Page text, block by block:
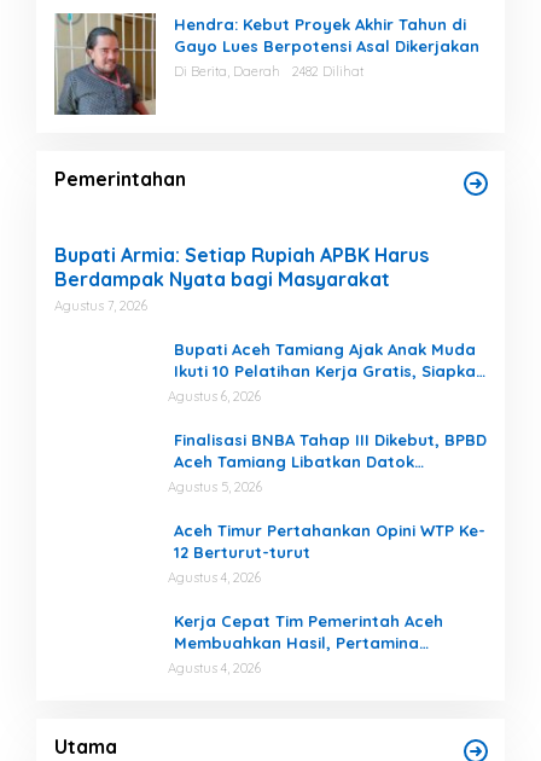
Hendra: Kebut Proyek Akhir Tahun di
Gayo Lues Berpotensi Asal Dikerjakan
Di Berita, Daerah 2482 Dilihat
Pemerintahan
Bupati Armia: Setiap Rupiah APBK Harus
Berdampak Nyata bagi Masyarakat
Agustus 7, 2026
Bupati Aceh Tamiang Ajak Anak Muda
Ikuti 10 Pelatihan Kerja Gratis, Siapkan
SDM Siap Kerja dan Berwirausaha
Agustus 6, 2026
Finalisasi BNBA Tahap III Dikebut, BPBD
Aceh Tamiang Libatkan Datok
Penghulu untuk Vervali Stimulan
Agustus 5, 2026
Aceh Timur Pertahankan Opini WTP Ke-
12 Berturut-turut
Agustus 4, 2026
Kerja Cepat Tim Pemerintah Aceh
Membuahkan Hasil, Pertamina
Tambah Penyaluran BBM untuk Aceh
Agustus 4, 2026
Utama
untuk Vervali Stimulan Rumah
Di Bencana, Headline, Pemerintah